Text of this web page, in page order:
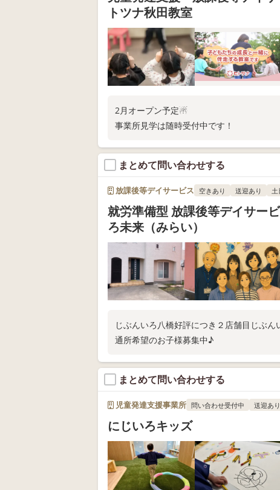
トツナ秋田教室
2月オープン予定☃
事業所見学は随時受付中です！
まとめて問い合わせする
放課後等デイサービス 空きあり 送迎あり 土
就労準備型 放課後等デイサー
ろ未来（みらい）
じぶんいろ八橋好評につき２店舗目じぶ
通所希望のお子様募集中♪
まとめて問い合わせする
児童発達支援事業所 問い合わせ受付中 送迎あり
にじいろキッズ